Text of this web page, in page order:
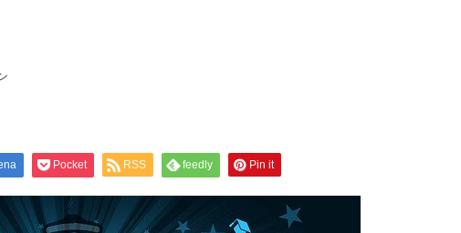
Pocket RSS feedly Pin it